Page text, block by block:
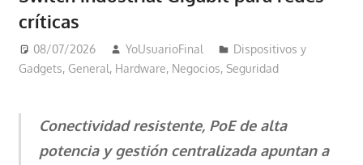
críticas
08/07/2026 YoUsuarioFinal
Dispositivos y
Gadgets, General, Hardware, Negocios, Seguridad
Conectividad resistente, PoE de alta
potencia y gestión centralizada apuntan a